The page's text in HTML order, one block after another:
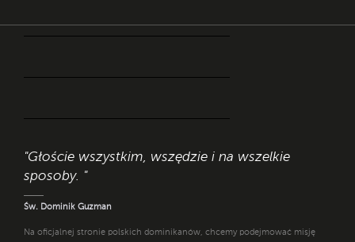
"Głoście wszystkim, wszędzie i na wszelkie
sposoby. "
Św. Dominik Guzman
Na oficjalnej stronie polskich dominikanów, chcemy podejmować misję